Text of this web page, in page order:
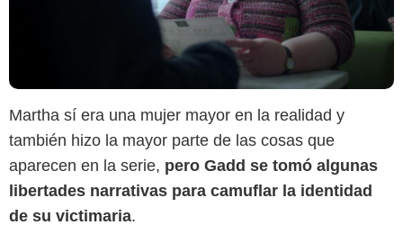
Martha sí era una mujer mayor en la realidad y
también hizo la mayor parte de las cosas que
aparecen en la serie, pero Gadd se tomó algunas
libertades narrativas para camuflar la identidad
de su victimaria.